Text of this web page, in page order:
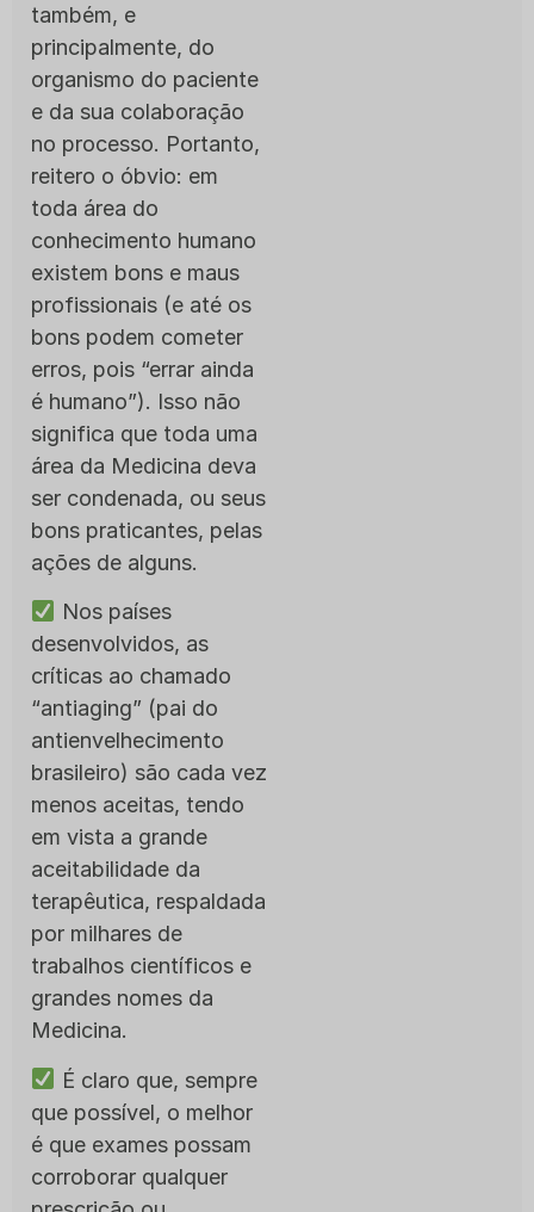
também, e
principalmente, do
organismo do paciente
e da sua colaboração
no processo. Portanto,
reitero o óbvio: em
toda área do
conhecimento humano
existem bons e maus
profissionais (e até os
bons podem cometer
erros, pois “errar ainda
é humano”). Isso não
significa que toda uma
área da Medicina deva
ser condenada, ou seus
bons praticantes, pelas
ações de alguns.
Nos países
desenvolvidos, as
críticas ao chamado
“antiaging” (pai do
antienvelhecimento
brasileiro) são cada vez
menos aceitas, tendo
em vista a grande
aceitabilidade da
terapêutica, respaldada
por milhares de
trabalhos científicos e
grandes nomes da
Medicina.
É claro que, sempre
que possível, o melhor
é que exames possam
corroborar qualquer